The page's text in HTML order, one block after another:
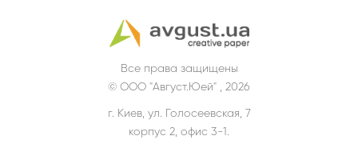
Все права защищены
© ООО "Август.Юей" , 2026
г. Киев, ул. Голосеевская, 7
корпус 2, офис 3-1.